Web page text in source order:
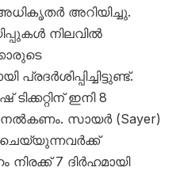
അധികൃതർ അറിയിച്ചു.
നിലവിൽ
ഇനി 8
നൽകണം. സായർ (Sayer)
നിരക്ക് 7 ദിർഹമായി